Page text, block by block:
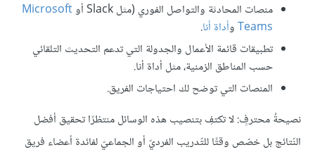
منصات المحادثة والتواصل الفوري (مثل Slack أو
Microsoft
Teamsوأداة أنا.
تطبيقات قائمة الأعمال والجدولة التي تدعم التحديث التلقائي
حسب المناطق الزمنية، مثل أداة أنا.
المنصات التي توضح لك احتياجات الفريق.
نصيحةُ محترفٍ: لا تكتفِ بتنصيب هذه الوسائل منتظرًا تحقيق أفضل
النّتائج بل خصّص وقتًا للتّدريب الفرديّ أو الجماعيّ لفائدة أعضاء فريق